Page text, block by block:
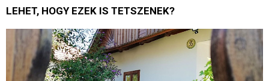
LEHET, HOGY EZEK IS TETSZENEK?